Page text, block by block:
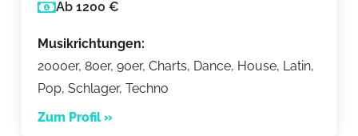
Ab 1200 €
Musikrichtungen:
2000er, 80er, 90er, Charts, Dance, House, Latin,
Pop, Schlager, Techno
Zum Profil »